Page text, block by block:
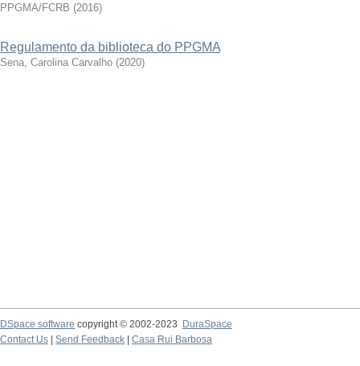
PPGMA/FCRB (2016)
Regulamento da biblioteca do PPGMA
Sena, Carolina Carvalho (2020)
DSpace software copyright © 2002-2023
DuraSpace
Contact Us
Send Feedback Casa Rui Barbosa